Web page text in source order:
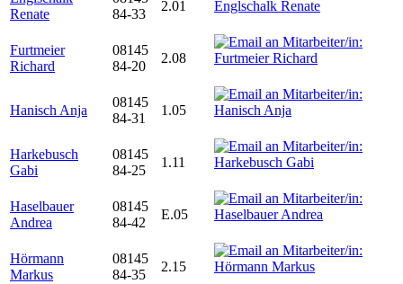
Renate
84-33
2.01
Furtmeier
Richard
08145
84-20
2.08
Hanisch Anja
08145
84-31
1.05
Harkebusch
Gabi
08145
84-25
1.11
Haselbauer
Andrea
08145
84-42
E.05
Hörmann
Markus
08145
84-35
2.15